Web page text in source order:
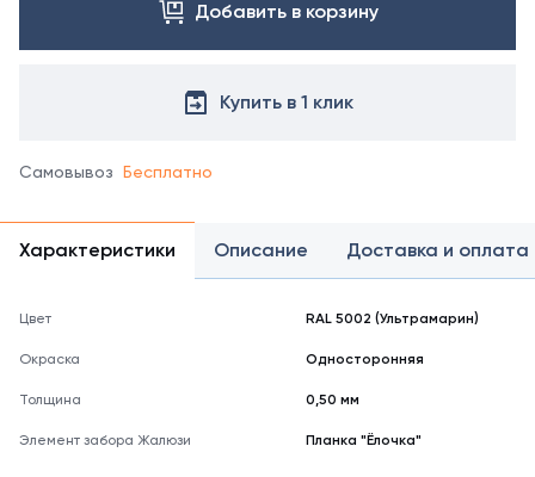
цветов
RAL
Добавить в корзину
Купить в 1 клик
Самовывоз Бесплатно
Характеристики Описание Доставка и оплата
Цвет RAL 5002 (Ультрамарин)
Окраска Односторонняя
Толщина 0,50 мм
Элемент забора Жалюзи Планка "Ёлочка"